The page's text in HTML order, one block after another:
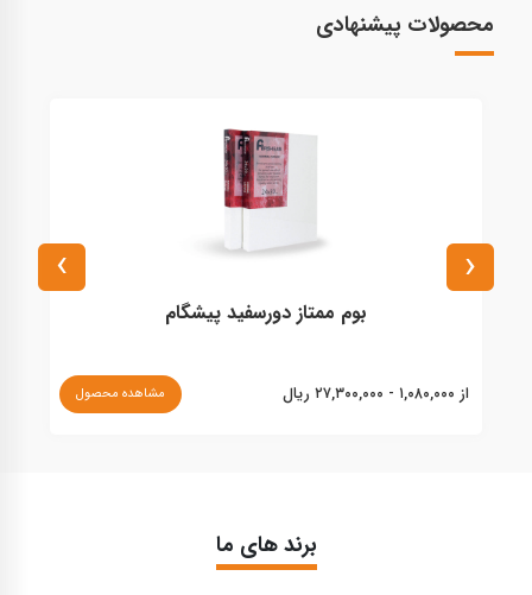
محصولات پیشنهادی
بوم ممتاز دورسفید پیشگام
از ۱,۰۸۰,۰۰۰ - ۲۷,۳۰۰,۰۰۰ ریال مشاهده محصول
‹
›
برند های ما